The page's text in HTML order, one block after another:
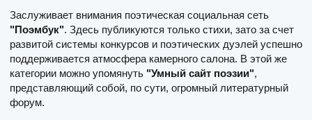
Заслуживает внимания поэтическая социальная сеть
"Поэмбук". Здесь публикуются только стихи, зато за счет
развитой системы конкурсов и поэтических дуэлей успешно
поддерживается атмосфера камерного салона. В этой же
категории можно упомянуть "Умный сайт поэзии",
представляющий собой, по сути, огромный литературный
форум.